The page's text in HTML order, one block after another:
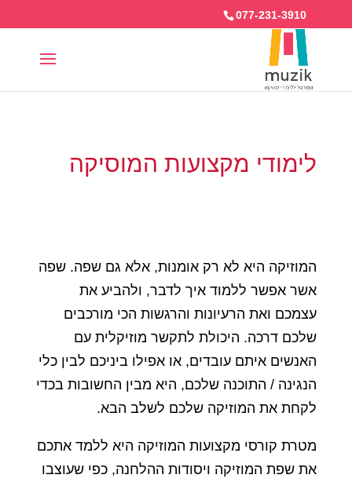
077-231-3910
לימודי מקצועות המוסיקה
המוזיקה היא לא רק אומנות, אלא גם שפה. שפה
אשר אפשר ללמוד איך לדבר, ולהביע את
עצמכם ואת הרעיונות והרגשות הכי מורכבים
שלכם דרכה. היכולת לתקשר מוזיקלית עם
האנשים איתם עובדים, או אפילו ביניכם לבין כלי
הנגינה / התוכנה שלכם, היא מבין החשובות בכדי
לקחת את המוזיקה שלכם לשלב הבא.
מטרת קורסי מקצועות המוזיקה היא ללמד אתכם
את שפת המוזיקה ויסודות ההלחנה, כפי שעוצבו